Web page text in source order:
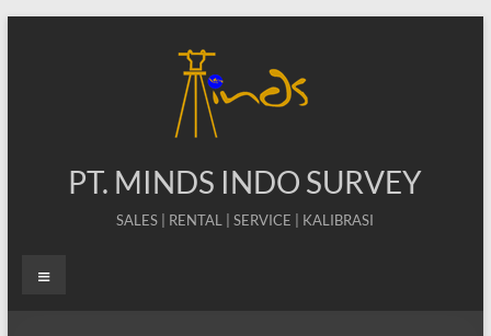
PT. MINDS INDO SURVEY
SALES | RENTAL | SERVICE | KALIBRASI
Menu